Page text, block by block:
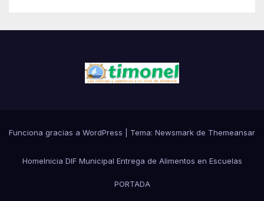
Funciona gracias a WordPress Tema: Newsmark de Themeansar
HomeInicia DIF Municipal Entrega de Alimentos en Escuelas
PORTADA